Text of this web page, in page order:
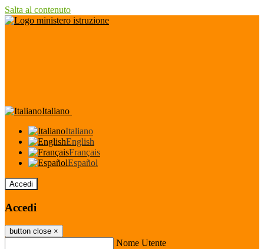
Salta al contenuto
Italiano
Italiano
English
Français
Español
Accedi
Accedi
button close ×
Nome Utente